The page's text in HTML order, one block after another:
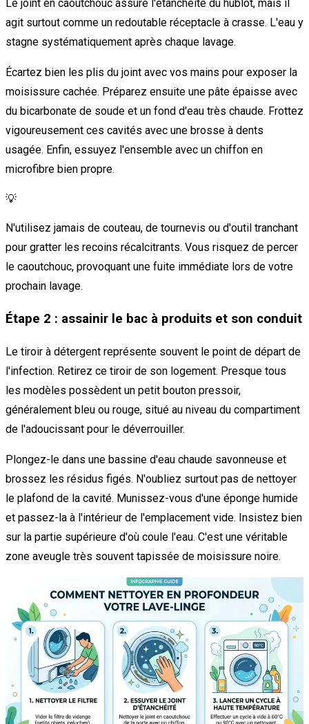
Le joint en caoutchouc assure l'étanchéité du hublot, mais il
agit surtout comme un redoutable réceptacle à crasse. L'eau y
stagne systématiquement après chaque lavage.
Écartez bien les plis du joint avec vos mains pour exposer la
moisissure cachée. Préparez ensuite une pâte épaisse avec
du bicarbonate de soude et un fond d'eau très chaude. Frottez
vigoureusement ces cavités avec une brosse à dents
usagée. Enfin, essuyez l'ensemble avec un chiffon en
microfibre bien propre.
💡
N'utilisez jamais de couteau, de tournevis ou d'outil tranchant
pour gratter les recoins récalcitrants. Vous risquez de percer
le caoutchouc, provoquant une fuite immédiate lors de votre
prochain lavage.
Étape 2 : assainir le bac à produits et son conduit
Le tiroir à détergent représente souvent le point de départ de
l'infection. Retirez ce tiroir de son logement. Presque tous
les modèles possèdent un petit bouton pressoir,
généralement bleu ou rouge, situé au niveau du compartiment
de l'adoucissant pour le déverrouiller.
Plongez-le dans une bassine d'eau chaude savonneuse et
brossez les résidus figés. N'oubliez surtout pas de nettoyer
le plafond de la cavité. Munissez-vous d'une éponge humide
et passez-la à l'intérieur de l'emplacement vide. Insistez bien
sur la partie supérieure d'où coule l'eau. C'est une véritable
zone aveugle très souvent tapissée de moisissure noire.